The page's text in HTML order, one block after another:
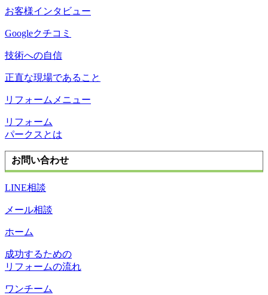
お客様インタビュー
Googleクチコミ
技術への自信
正直な現場であること
リフォームメニュー
リフォーム
パークスとは
お問い合わせ
LINE相談
メール相談
ホーム
成功するための
リフォームの流れ
ワンチーム